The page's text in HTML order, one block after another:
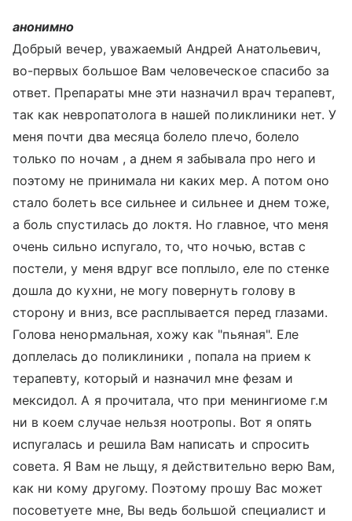
анонимно
Добрый вечер, уважаемый Андрей Анатольевич,
во-первых большое Вам человеческое спасибо за
ответ. Препараты мне эти назначил врач терапевт,
так как невропатолога в нашей поликлиники нет. У
меня почти два месяца болело плечо, болело
только по ночам , а днем я забывала про него и
поэтому не принимала ни каких мер. А потом оно
стало болеть все сильнее и сильнее и днем тоже,
а боль спустилась до локтя. Но главное, что меня
очень сильно испугало, то, что ночью, встав с
постели, у меня вдруг все поплыло, еле по стенке
дошла до кухни, не могу повернуть голову в
сторону и вниз, все расплывается перед глазами.
Голова ненормальная, хожу как "пьяная". Еле
доплелась до поликлиники , попала на прием к
терапевту, который и назначил мне фезам и
мексидол. А я прочитала, что при менингиоме г.м
ни в коем случае нельзя ноотропы. Вот я опять
испугалась и решила Вам написать и спросить
совета. Я Вам не льщу, я действительно верю Вам,
как ни кому другому. Поэтому прошу Вас может
посоветуете мне, Вы ведь большой специалист и